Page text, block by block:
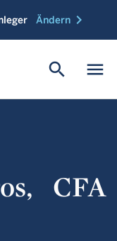
Ändern chevron_right
menu
search
CFA